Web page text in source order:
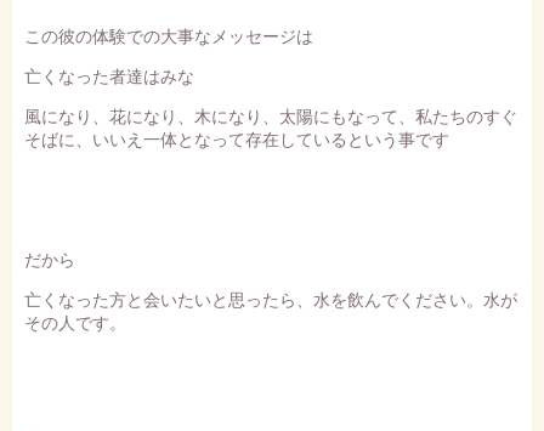
この彼の体験での大事なメッセージは
亡くなった者達はみな
風になり、花になり、木になり、太陽にもなって、私たちのすぐ
そばに、いいえ一体となって存在しているという事です
だから
亡くなった方と会いたいと思ったら、水を飲んでください。水が
その人です。